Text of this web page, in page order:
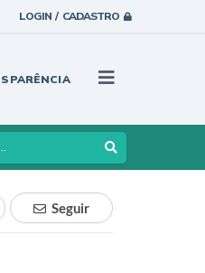
LOGIN / CADASTRO
Seguir